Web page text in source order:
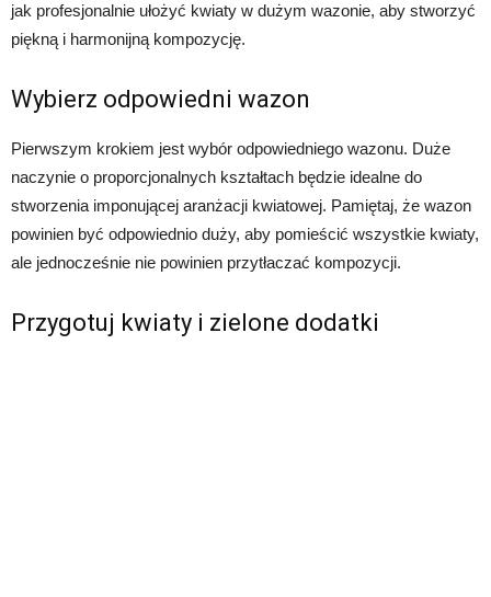
jak profesjonalnie ułożyć kwiaty w dużym wazonie, aby stworzyć
piękną i harmonijną kompozycję.
Wybierz odpowiedni wazon
Pierwszym krokiem jest wybór odpowiedniego wazonu. Duże
naczynie o proporcjonalnych kształtach będzie idealne do
stworzenia imponującej aranżacji kwiatowej. Pamiętaj, że wazon
powinien być odpowiednio duży, aby pomieścić wszystkie kwiaty,
ale jednocześnie nie powinien przytłaczać kompozycji.
Przygotuj kwiaty i zielone dodatki